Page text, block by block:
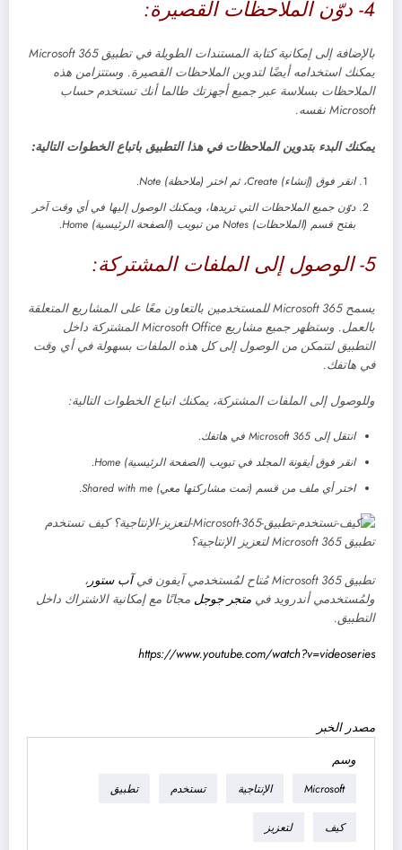
4- دوّن الملاحظات القصيرة:
بالإضافة إلى إمكانية كتابة المستندات الطويلة في تطبيق Microsoft 365
يمكنك استخدامه أيضًا لتدوين الملاحظات القصيرة. وستتزامن هذه
الملاحظات بسلاسة عبر جميع أجهزتك طالما أنك تستخدم حساب
Microsoft نفسه.
يمكنك البدء بتدوين الملاحظات في هذا التطبيق باتباع الخطوات التالية:
انقر فوق (إنشاء) Create، ثم اختر (ملاحظة) Note.
دوّن جميع الملاحظات التي تريدها، ويمكنك الوصول إليها في أي وقت آخر
بفتح قسم (الملاحظات) Notes من تبويب (الصفحة الرئيسية) Home.
5- الوصول إلى الملفات المشتركة:
يسمح Microsoft 365 للمستخدمين بالتعاون معًا على المشاريع المتعلقة
بالعمل. وستظهر جميع مشاريع Microsoft Office المشتركة داخل
التطبيق لتتمكن من الوصول إلى كل هذه الملفات بسهولة في أي وقت
في هاتفك.
وللوصول إلى الملفات المشتركة، يمكنك اتباع الخطوات التالية:
انتقل إلى Microsoft 365 في هاتفك.
انقر فوق أيقونة المجلد في تبويب (الصفحة الرئيسية) Home.
اختر أي ملف من قسم (تمت مشاركتها معي) Shared with me.
تطبيق Microsoft 365 مُتاح لمُستخدمي آيفون في آب ستور،
ولمُستخدمي أندرويد في متجر جوجل مجانًا مع إمكانية الاشتراك داخل
التطبيق.
https://www.youtube.com/watch?v=videoseries
مصدر الخبر
وسم
Microsoft الإنتاجية تستخدم تطبيق
كيف لتعزيز